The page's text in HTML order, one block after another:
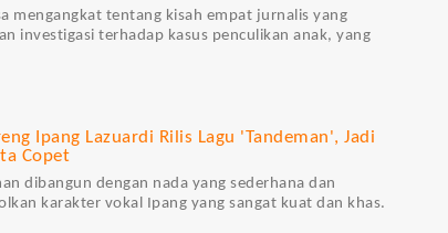
mengangkat tentang kisah empat jurnalis yang
investigasi terhadap kasus penculikan anak, yang
Ipang Lazuardi Rilis Lagu 'Tandeman', Jadi
Copet
dibangun dengan nada yang sederhana dan
karakter vokal Ipang yang sangat kuat dan khas.